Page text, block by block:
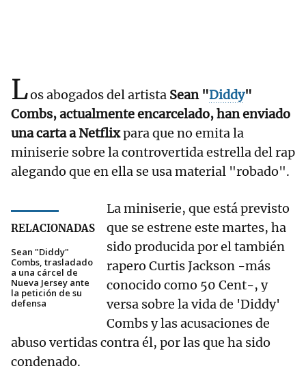
Los abogados del artista Sean "Diddy"
Combs, actualmente encarcelado, han enviado
una carta a Netflixpara que no emita la
miniserie sobre la controvertida estrella del rap
alegando que en ella se usa material "robado".
RELACIONADAS
Sean "Diddy"
Combs, trasladado
a una cárcel de
Nueva Jersey ante
la petición de su
defensa
La miniserie, que está previsto
que se estrene este martes, ha
sido producida por el también
rapero Curtis Jackson -más
conocido como 50 Cent-, y
versa sobre la vida de 'Diddy'
Combs y las acusaciones de
abuso vertidas contra él, por las que ha sido
condenado.